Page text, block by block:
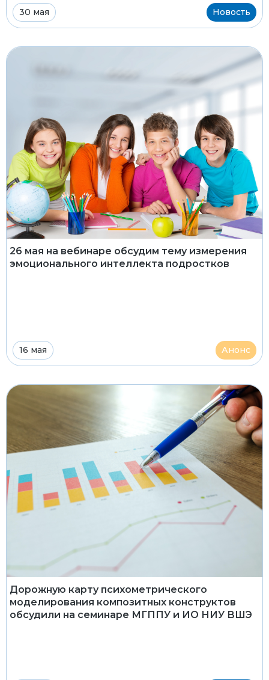
30 мая Новость
26 мая на вебинаре обсудим тему измерения
эмоционального интеллекта подростков
16 мая Анонс
Дорожную карту психометрического
моделирования композитных конструктов
обсудили на семинаре МГППУ и ИО НИУ ВШЭ